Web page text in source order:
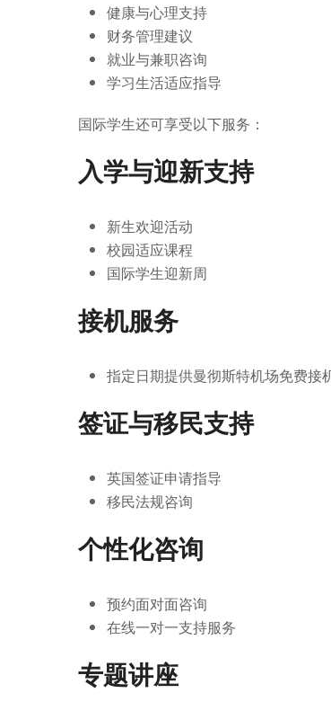
健康与心理支持
财务管理建议
就业与兼职咨询
学习生活适应指导
国际学生还可享受以下服务：
入学与迎新支持
新生欢迎活动
校园适应课程
国际学生迎新周
接机服务
指定日期提供曼彻斯特机场免费接
签证与移民支持
英国签证申请指导
移民法规咨询
个性化咨询
预约面对面咨询
在线一对一支持服务
专题讲座